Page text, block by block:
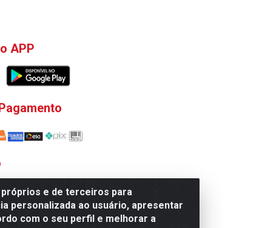
e de terceiros para
personalizada ao usuário, apresentar
com o seu perfil e melhorar a
APP